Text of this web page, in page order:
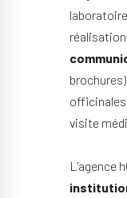
réalisation
visite
L'agence